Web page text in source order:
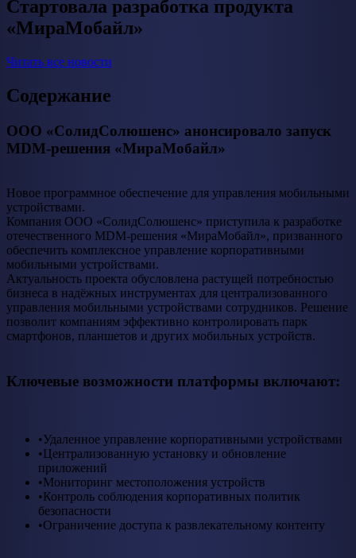
Cтартовала разработка продукта
«МираМобайл»
Читать все новости
Содержание
ООО «СолидСолюшенс» анонсировало запуск
MDM-решения «МираМобайл»
Новое программное обеспечение для управления мобильными
устройствами.
Компания ООО «СолидСолюшенс» приступила к разработке
отечественного MDM-решения «МираМобайл», призванного
обеспечить комплексное управление корпоративными
мобильными устройствами.
Актуальность проекта обусловлена растущей потребностью
бизнеса в надёжных инструментах для централизованного
управления мобильными устройствами сотрудников. Решение
позволит компаниям эффективно контролировать парк
смартфонов, планшетов и других мобильных устройств.
Ключевые возможности платформы включают:
•Удаленное управление корпоративными устройствами
•Централизованную установку и обновление
приложений
•Мониторинг местоположения устройств
•Контроль соблюдения корпоративных политик
безопасности
•Ограничение доступа к развлекательному контенту